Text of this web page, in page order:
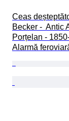
Ceas
Becker -  Antic
Porțelan -
Alarmă